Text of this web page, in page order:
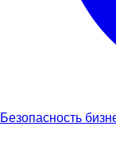
Безопасность